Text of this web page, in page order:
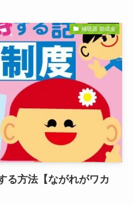
補聴器 助成金
る方法【ながれがワカ